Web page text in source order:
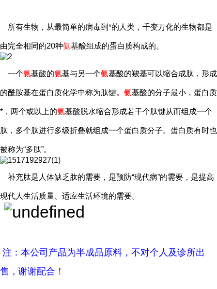
所有生物，从最简单的病毒到*的人类，千变万化的生物都是
由完全相同的20种氨基酸组成的蛋白质构成的。
一个氨基酸的氨基与另一个氨基酸的羧基可以缩合成肽，形成
的酰胺基在蛋白质化学中称为肽键。 氨基酸的分子最小，蛋白质
*，两个或以上的氨基酸脱水缩合形成若干个肽键从而组成一个
肽，多个肽进行多级折叠就组成一个蛋白质分子。蛋白质有时也
被称为“多肽”。
补充肽是人体缺乏肽的需要，是预防“现代病”的需要，是提高
现代人生活质量、适应生活环境的需要。
注：本公司产品为半成品原料，不对个人及诊所出
售，谢谢配合！